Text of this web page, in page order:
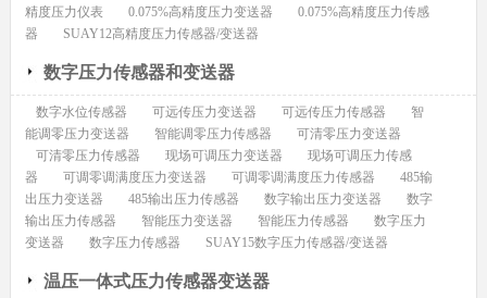
精度压力仪表
0.075%高精度压力变送器
0.075%高精度压力传感
器
SUAY12高精度压力传感器/变送器
数字压力传感器和变送器
数字水位传感器 可远传压力变送器 可远传压力传感器
智
能调零压力变送器
智能调零压力传感器
可清零压力变送器
可清零压力传感器
现场可调压力变送器
现场可调压力传感
器
可调零调满度压力变送器 可调零调满度压力传感器
485输
出压力变送器
485输出压力传感器 数字输出压力变送器
数字
输出压力传感器
智能压力变送器 智能压力传感器
数字压力
变送器
数字压力传感器 SUAY15数字压力传感器/变送器
温压一体式压力传感器变送器